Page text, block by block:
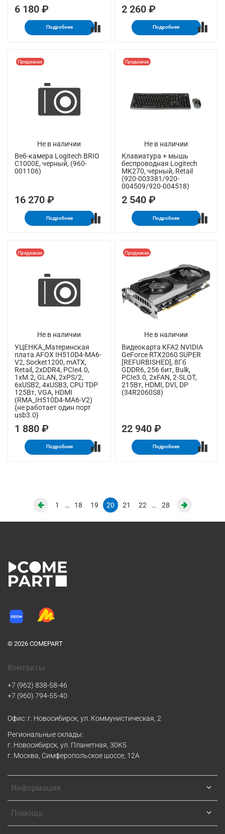
6 180 ₽
Подробнее
2 260 ₽
Подробнее
Не в наличии
Предзаказ
Веб-камера Logitech BRIO
C1000E, черный, (960-
001106)
16 270 ₽
Подробнее
Не в наличии
Предзаказ
Клавиатура + мышь
беспроводная Logitech
MK270, черный, Retail
(920-003381/920-
004509/920-004518)
2 540 ₽
Подробнее
Не в наличии
Предзаказ
УЦЕНКА_Материнская
плата AFOX IH510D4-MA6-
V2, Socket1200, mATX,
Retail, 2xDDR4, PCIe4.0,
1xM.2, GLAN, 2xPS/2,
6xUSB2, 4xUSB3, CPU TDP
125Вт, VGA, HDMI
(RMA_IH510D4-MA6-V2)
{не работает один порт
usb3.0}
1 880 ₽
Подробнее
Не в наличии
Предзаказ
Видеокарта KFA2 NVIDIA
GeForce RTX2060 SUPER
[REFURBISHED], 8Гб
GDDR6, 256 бит, Bulk,
PCIe3.0, 2xFAN, 2-SLOT,
215Вт, HDMI, DVI, DP
(34R2060S8)
22 940 ₽
Подробнее
1 … 18 19 20 21 22 … 28
© 2026 COMEPART
Информация
Помощь
Контакты
+7 (962) 838-58-46
+7 (960) 794-55-40
Офис: г. Новосибирск, ул. Коммунистическая, 2
Региональные склады:
г. Новосибирск, ул. Планетная, 30К5
г. Москва, Симферопольское шоссе, 12А